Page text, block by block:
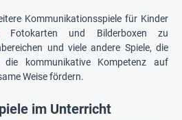
Kommunikationsspiele für Kinder
Fotokarten und Bilderboxen zu
und viele andere Spiele, die
kommunikative Kompetenz auf
Weise fördern.
im Unterricht